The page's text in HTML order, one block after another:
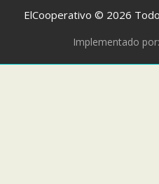
ElCooperativo © 2026